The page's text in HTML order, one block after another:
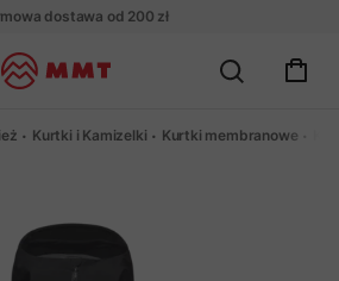
dostawa od 200 zł
Kurtki i Kamizelki Kurtki membranowe